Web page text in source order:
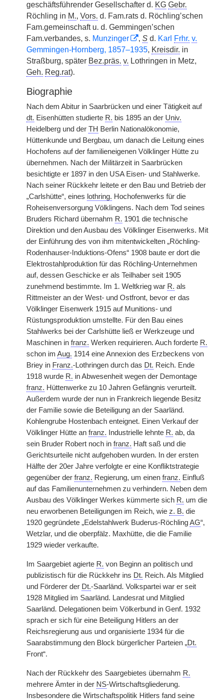
geschäftsführender Gesellschafter d. KG Gebr.
Röchling in M., Vors. d. Fam.rats d. Röchling’schen
Fam.gemeinschaft u. d. Gemmingen’schen
Fam.verbandes, s. Munzinger , S d. Karl Frhr. v.
Gemmingen-Hornberg, 1857–1935, Kreisdir. in
Straßburg, später Bez.präs. v. Lothringen in Metz,
Geh. Reg.rat).
Biographie
Nach dem Abitur in Saarbrücken und einer Tätigkeit auf
dt. Eisenhütten studierte R. bis 1895 an der Univ.
Heidelberg und der TH Berlin Nationalökonomie,
Hüttenkunde und Bergbau, um danach die Leitung eines
Hochofens auf der familieneigenen Völklinger Hütte zu
übernehmen. Nach der Militärzeit in Saarbrücken
besichtigte er 1897 in den USA Eisen- und Stahlwerke.
Nach seiner Rückkehr leitete er den Bau und Betrieb der
„Carlshütte“, eines lothring. Hochofenwerks für die
Roheisenversorgung Völklingens. Nach dem Tod seines
Bruders Richard übernahm R. 1901 die technische
Direktion und den Ausbau des Völklinger Eisenwerks. Mit
der Einführung des von ihm mitentwickelten „Röchling-
Rodenhauser-Induktions-Ofens“ 1908 baute er dort die
Elektrostahlproduktion für das Röchling-Unternehmen
auf, dessen Geschicke er als Teilhaber seit 1905
zunehmend bestimmte. Im 1. Weltkrieg war R. als
Rittmeister an der West- und Ostfront, bevor er das
Völklinger Eisenwerk 1915 auf Munitions- und
Rüstungsproduktion umstellte. Für den Bau eines
Stahlwerks bei der Carlshütte ließ er Werkzeuge und
Maschinen in franz. Werken requirieren. Auch forderte R.
schon im Aug. 1914 eine Annexion des Erzbeckens von
Briey in Franz.-Lothringen durch das Dt. Reich. Ende
1918 wurde R. in Abwesenheit wegen der Demontage
franz. Hüttenwerke zu 10 Jahren Gefängnis verurteilt.
Außerdem wurde der nun in Frankreich liegende Besitz
der Familie sowie die Beteiligung an der Saarländ.
Kohlengrube Hostenbach enteignet. Einen Verkauf der
Völklinger Hütte an franz. Industrielle lehnte R. ab, da
sein Bruder Robert noch in franz. Haft saß und die
Gerichtsurteile nicht aufgehoben wurden. In der ersten
Hälfte der 20er Jahre verfolgte er eine Konfliktstrategie
gegenüber der franz. Regierung, um einen franz. Einfluß
auf das Familienunternehmen zu verhindern. Neben dem
Ausbau des Völklinger Werkes kümmerte sich R. um die
neu erworbenen Beteiligungen im Reich, wie z. B. die
1920 gegründete „Edelstahlwerk Buderus-RöchlingAG“,
Wetzlar, und die oberpfälz. Maxhütte, die die Familie
1929 wieder verkaufte.
Im Saargebiet agierte R. von Beginn an politisch und
publizistisch für die Rückkehr ins Dt. Reich. Als Mitglied
und Förderer der Dt.-Saarländ. Volkspartei war er seit
1928 Mitglied im Saarländ. Landesrat und Mitglied
Saarländ. Delegationen beim Völkerbund in Genf. 1932
sprach er sich für eine Beteiligung Hitlers an der
Reichsregierung aus und organisierte 1934 für die
Saarabstimmung den Block bürgerlicher Parteien „Dt.
Front“.
Nach der Rückkehr des Saargebietes übernahm R.
mehrere Ämter in der NS-Wirtschaftsgliederung.
Insbesondere die Wirtschaftspolitik Hitlers fand seine